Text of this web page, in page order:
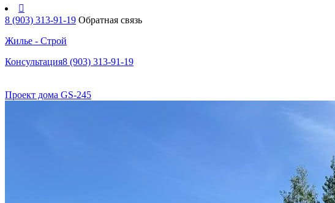
8 (903) 313-91-19 Обратная связь
Жилье - Строй
Консультация8 (903) 313-91-19
Проект дома GS-245